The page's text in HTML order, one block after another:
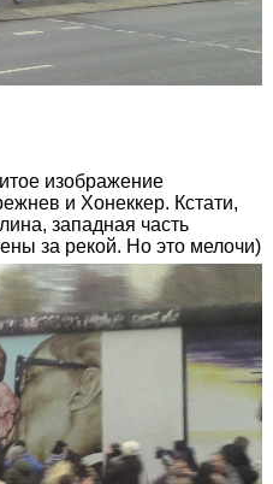
изображение
и Хонеккер. Кстати,
западная часть
за рекой. Но это мелочи)